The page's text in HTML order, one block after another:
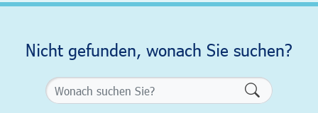
Nicht gefunden, wonach Sie suchen?